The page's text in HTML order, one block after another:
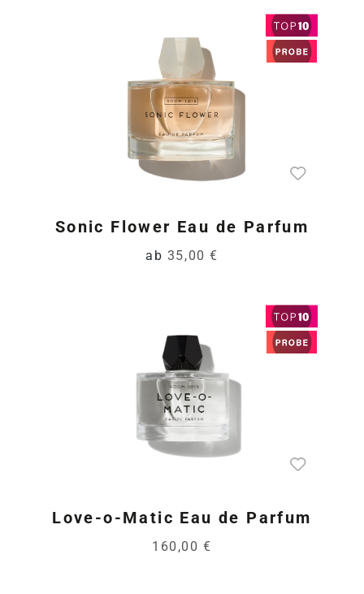
Sonic Flower Eau de Parfum
ab 35,00 €
Love-o-Matic Eau de Parfum
160,00 €